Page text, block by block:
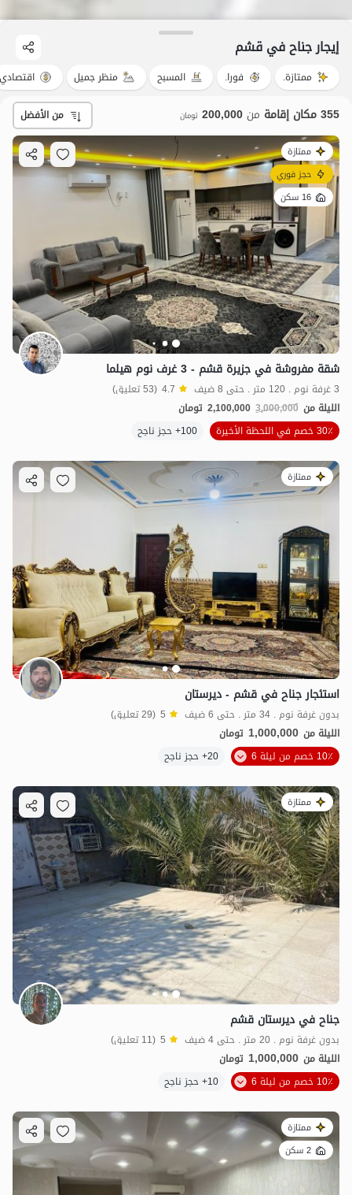
إيجار جناح في قشم
ممتازة. فورا. المسبح منظر جميل اقتصادي
355 مكان إقامة من 200,000 تومان من الأفضل
ممتازة
حجز فوري
16 سكن
شقة مفروشة في جزيرة قشم - 3 غرف نوم هيلما
3 غرفة نوم . 120 متر . حتى 8 ضيف 4.7 (53 تعليق)
الليلة من 3,000,000
2,100,000 تومان
30٪ خصم في اللحظة الأخيرة
100+ حجز ناجح
ممتازة
استئجار جناح في قشم - ديرستان
بدون غرفة نوم . 34 متر . حتى 6 ضيف 5 (29 تعليق)
الليلة من 1,000,000 تومان
10٪ خصم من ليلة 6
20+ حجز ناجح
ممتازة
جناح في ديرستان قشم
بدون غرفة نوم . 20 متر . حتى 4 ضيف 5 (11 تعليق)
الليلة من 1,000,000 تومان
10٪ خصم من ليلة 6
10+ حجز ناجح
ممتازة
2 سكن